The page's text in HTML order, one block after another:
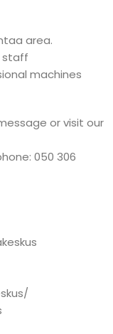
area.
staff
machines
or visit our
050 306